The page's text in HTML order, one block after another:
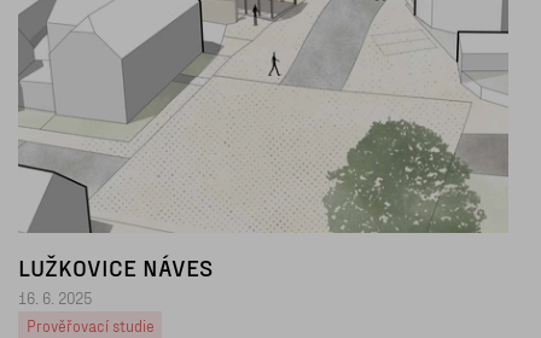
LUŽKOVICE NÁVES
16. 6. 2025
Prověřovací studie